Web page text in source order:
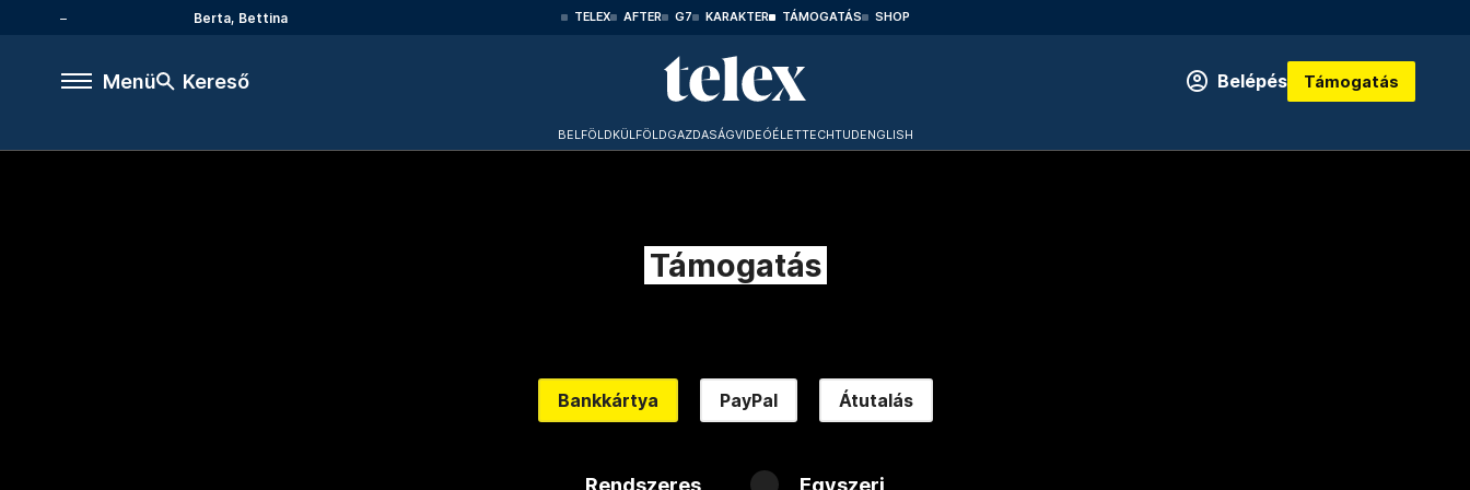
Berta, Bettina TELEX AFTER G7 KARAKTER TÁMOGATÁS SHOP
Menü Kereső Belépés Támogatás
BELFÖLDKÜLFÖLDGAZDASÁGVIDEÓÉLETTECHTUDENGLISH
Támogatás
Bankkártya PayPal Átutalás
Rendszeres Egyszeri